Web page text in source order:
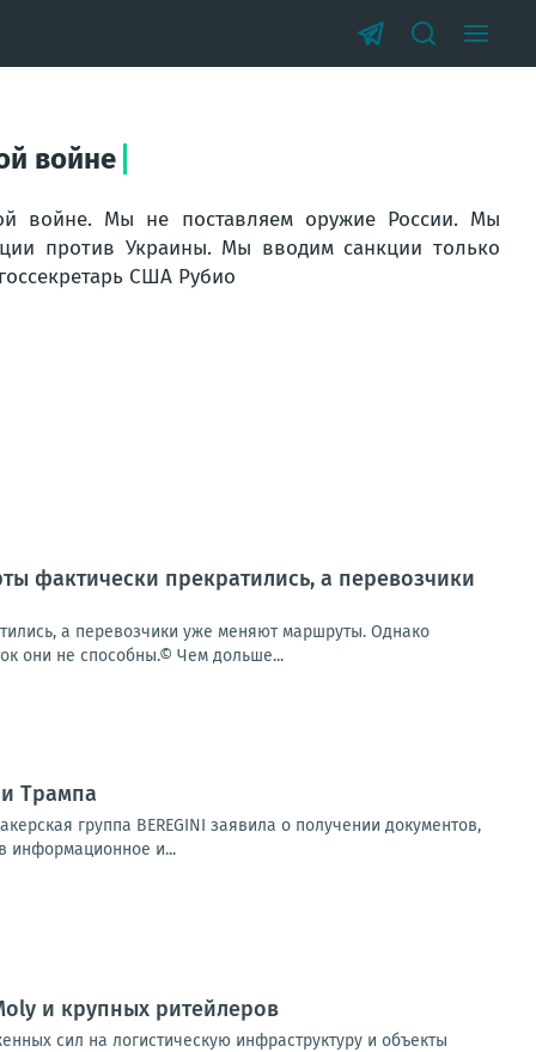
войне
войне. Мы не поставляем оружие России. Мы
против Украины. Мы вводим санкции только
США Рубио
фактически прекратились, а перевозчики
а перевозчики уже меняют маршруты. Однако
они не способны.© Чем дольше...
Трампа
группа BEREGINI заявила о получении документов,
информационное и...
и крупных ритейлеров
сил на логистическую инфраструктуру и объекты